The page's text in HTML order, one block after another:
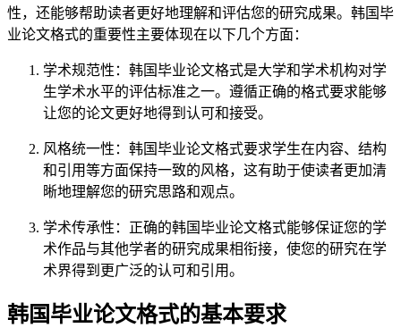
性，还能够帮助读者更好地理解和评估您的研究成果。韩国毕
业论文格式的重要性主要体现在以下几个方面：
学术规范性：韩国毕业论文格式是大学和学术机构对学
生学术水平的评估标准之一。遵循正确的格式要求能够
让您的论文更好地得到认可和接受。
风格统一性：韩国毕业论文格式要求学生在内容、结构
和引用等方面保持一致的风格，这有助于使读者更加清
晰地理解您的研究思路和观点。
学术传承性：正确的韩国毕业论文格式能够保证您的学
术作品与其他学者的研究成果相衔接，使您的研究在学
术界得到更广泛的认可和引用。
韩国毕业论文格式的基本要求